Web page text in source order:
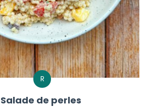
R
Salade de perles